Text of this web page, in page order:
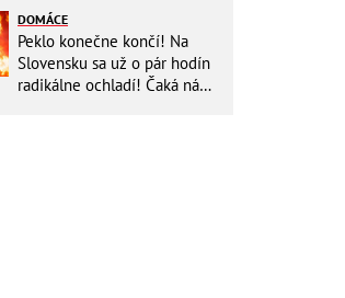
DOMÁCE
Peklo konečne končí! Na
Slovensku sa už o pár hodín
radikálne ochladí! Čaká nás